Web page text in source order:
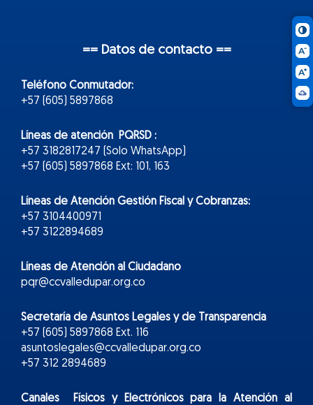
== Datos de contacto ==
Teléfono Conmutador:
+57 (605) 5897868
Líneas de atención PQRSD :
+57 3182817247 (Solo WhatsApp)
+57 (605) 5897868 Ext: 101, 163
Líneas de Atención Gestión Fiscal y Cobranzas:
+57 3104400971
+57 3122894689
Líneas de Atención al Ciudadano
pqr@ccvalledupar.org.co
Secretaría de Asuntos Legales y de Transparencia
+57 (605) 5897868 Ext. 116
asuntoslegales@ccvalledupar.org.co
+57 312 2894689
Canales Físicos yElectrónicospara la Atención al